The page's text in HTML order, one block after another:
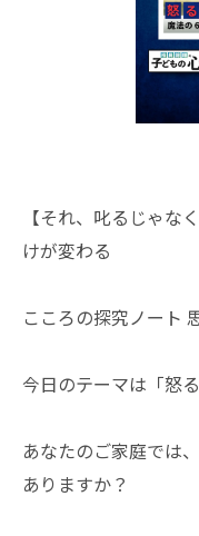
【それ、叱るじゃな
けが変わる
こころの探究ノート
今日のテーマは「怒
あなたのご家庭では
ありますか？